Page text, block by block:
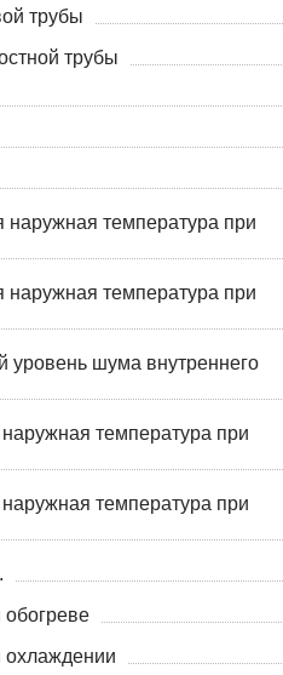
трубы
трубы
наружная температура при
наружная температура при
уровень шума внутреннего
температура при
температура при